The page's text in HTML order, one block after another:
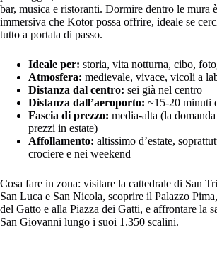
bar, musica e ristoranti. Dormire dentro le mura
immersiva che Kotor possa offrire, ideale se
tutto a portata di passo.
Ideale per: storia, vita notturna, cibo,
Atmosfera: medievale, vivace, vicoli a
Distanza dal centro: sei già nel centro
Distanza dall’aeroporto: ~15-20 minuti
Fascia di prezzo: media-alta (la
prezzi in estate)
Affollamento: altissimo d’estate,
crociere e nei weekend
Cosa fare in zona: visitare la cattedrale di San
San Luca e San Nicola, scoprire il Palazzo
del Gatto e alla Piazza dei Gatti, e affrontare la
San Giovanni lungo i suoi 1.350 scalini.